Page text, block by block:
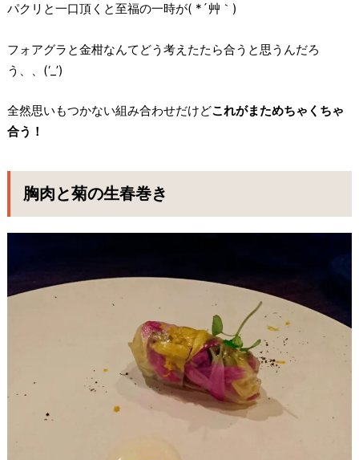
パクリと一口頂くと至福の一時が( *´艸｀)
フォアグラと金柑なんてどう考えたたら合うと思うんだろ
う、、(‘_’)
全然思いもつかない組み合わせだけどこれがまためちゃくちゃ
合う！
胸肉と菊の生春巻き